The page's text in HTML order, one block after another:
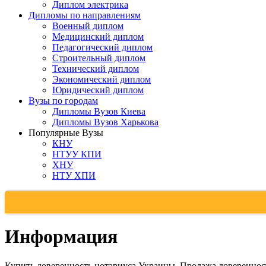
Диплом электрика
Дипломы по направлениям
Военный диплом
Медицинский диплом
Педагогический диплом
Строительный диплом
Технический диплом
Экономический диплом
Юридический диплом
Вузы по городам
Дипломы Вузов Киева
Дипломы Вузов Харькова
Популярные Вузы
КНУ
НТУУ КПИ
ХНУ
НТУ ХПИ
Информация